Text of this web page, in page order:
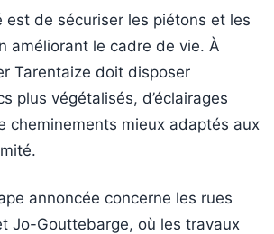
est de sécuriser les piétons et les
améliorant le cadre de vie. À
Tarentaize doit disposer
plus végétalisés, d’éclairages
cheminements mieux adaptés aux
annoncée concerne les rues
Jo-Gouttebarge, où les travaux